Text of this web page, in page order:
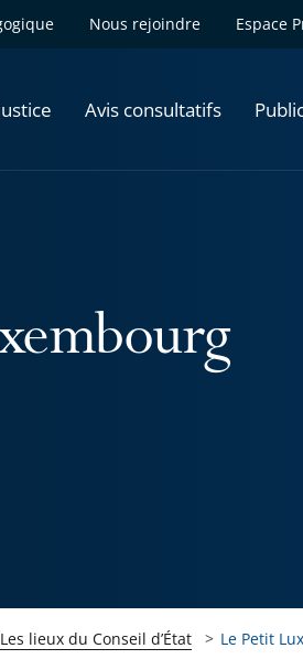
Nous rejoindre Espace
Avis consultatifs
Les lieux du Conseil d’État Le Petit